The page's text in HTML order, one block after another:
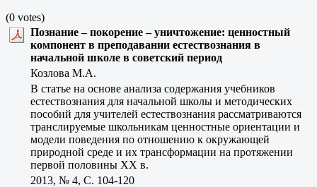
(0 votes)
Познание – покорение – уничтожение: ценностный
компонент в преподавании естествознания в
начальной школе в советский период
Козлова М.А.
В статье на основе анализа содержания учебников
естествознания для начальной школы и методических
пособий для учителей естествознания рассматриваются
транслируемые школьникам ценностные ориентации и
модели поведения по отношению к окружающей
природной среде и их трансформации на протяжении
первой половины XX в.
2013, № 4, C. 104-120